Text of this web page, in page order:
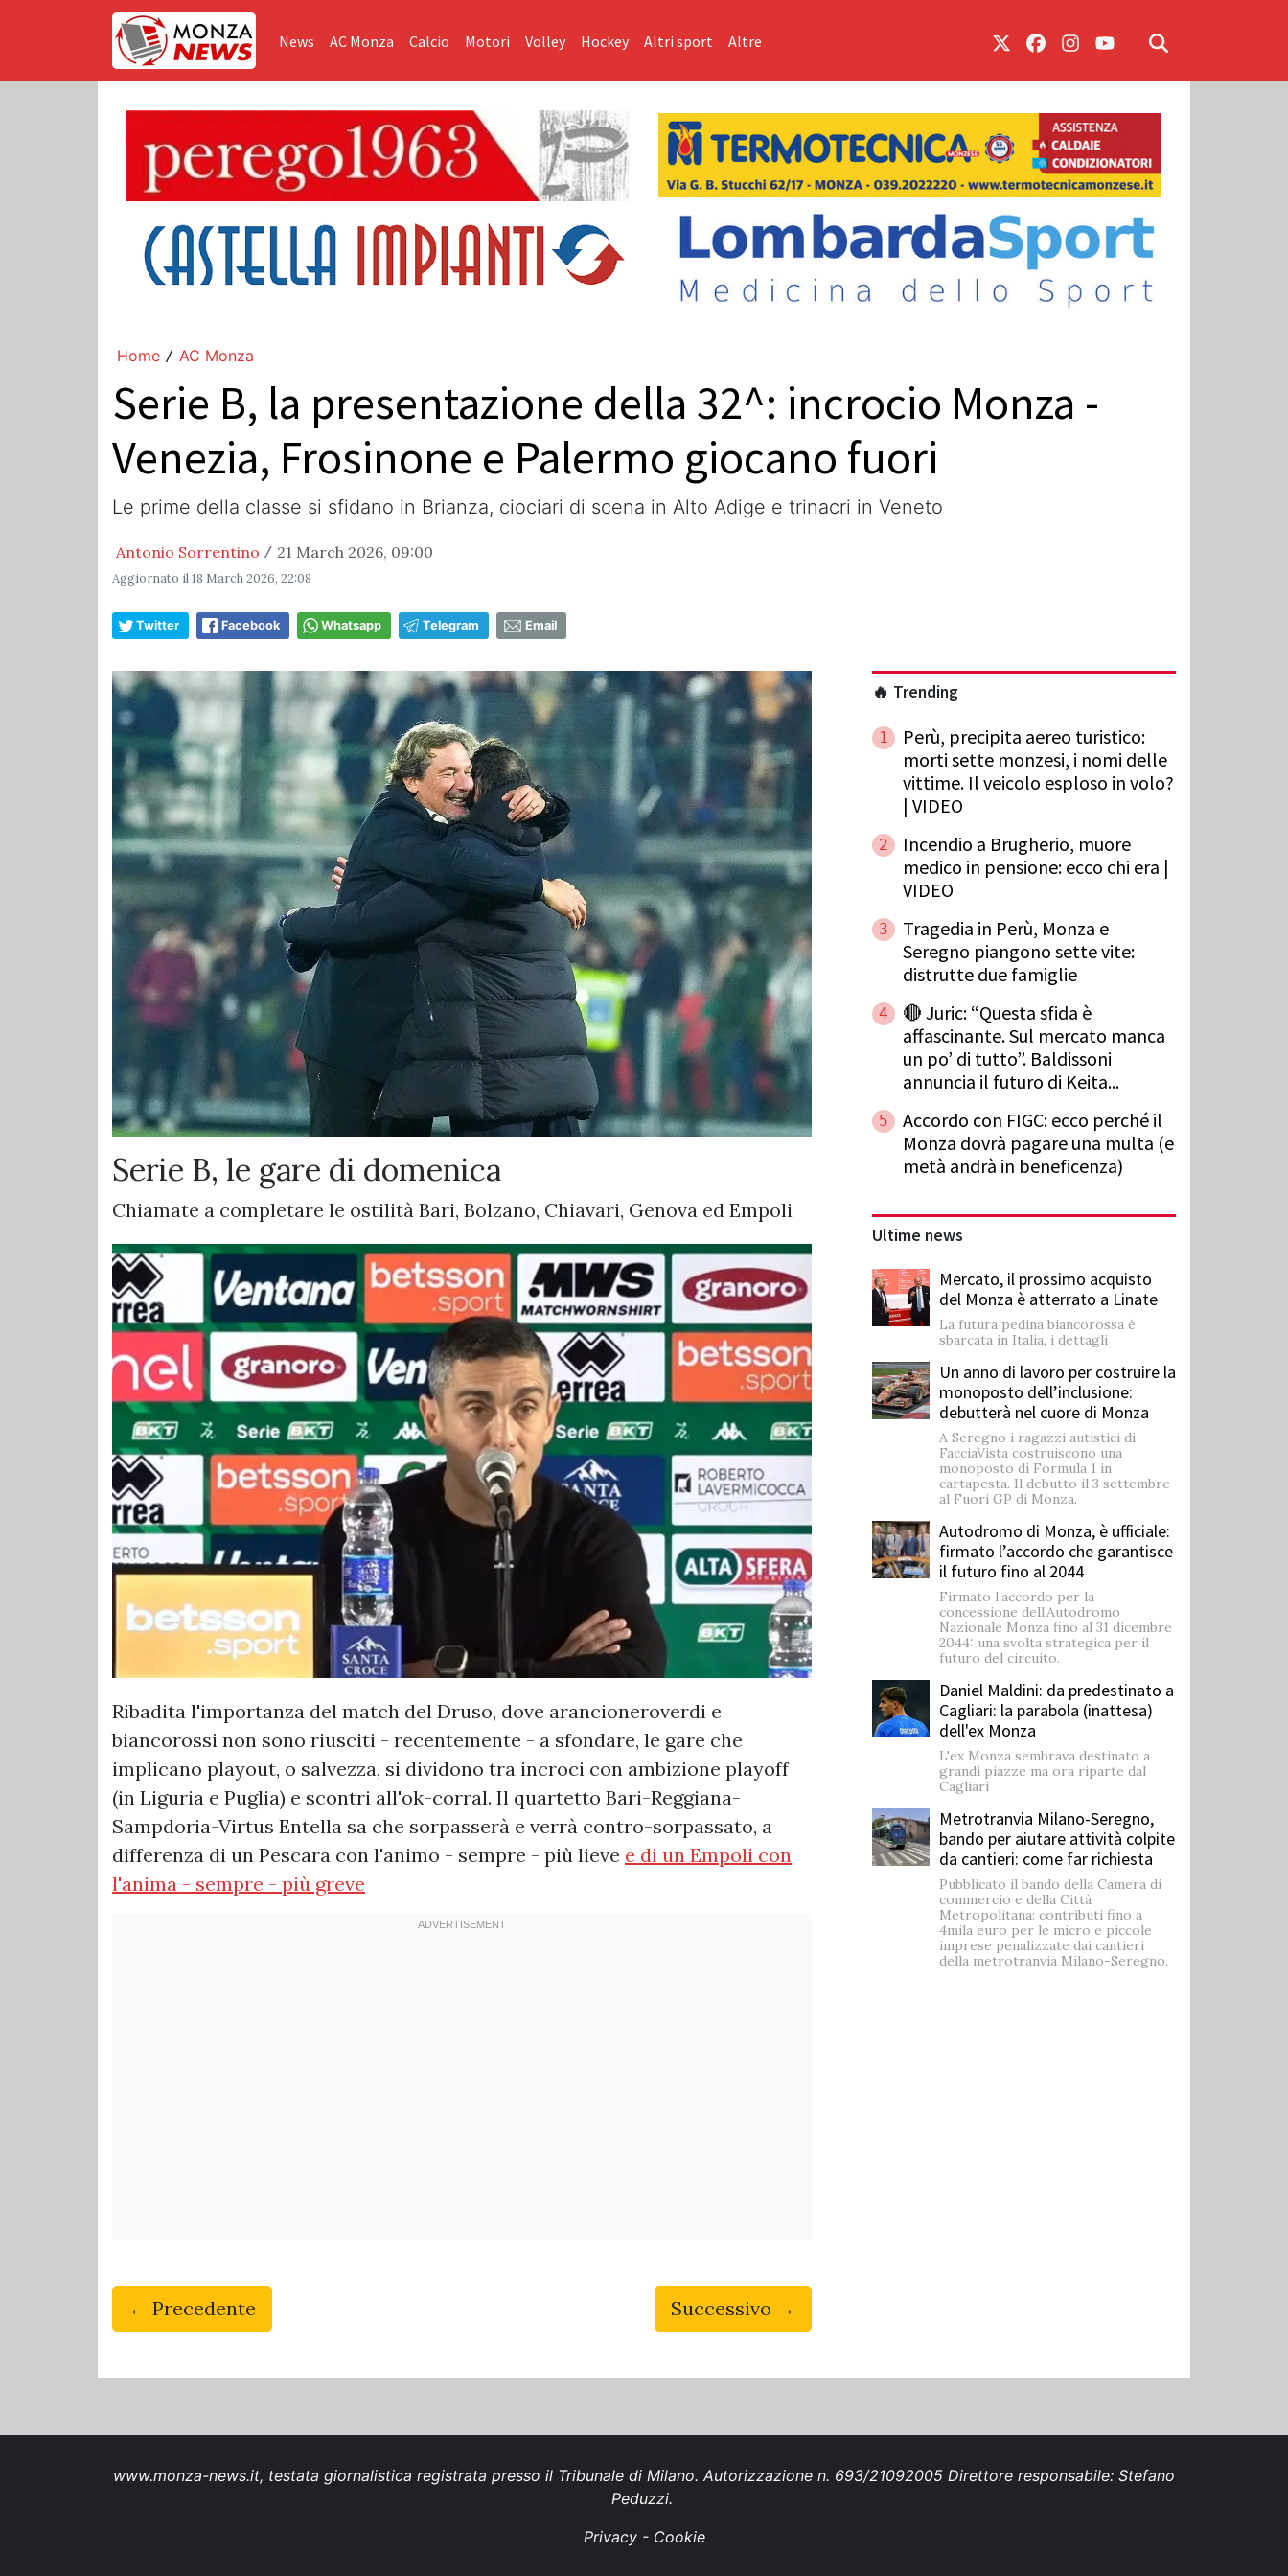
News AC Monza Calcio Motori Volley Hockey Altri sport Altre
Home / AC Monza
Serie B, la presentazione della 32^: incrocio Monza -
Venezia, Frosinone e Palermo giocano fuori
Le prime della classe si sfidano in Brianza, ciociari di scena in Alto Adige e trinacri in Veneto
Antonio Sorrentino / 21 March 2026, 09:00
Aggiornato il18 March 2026, 22:08
Twitter Facebook Whatsapp Telegram Email
Serie B, le gare di domenica
Chiamate a completare le ostilità Bari, Bolzano, Chiavari, Genova ed Empoli
Ribadita l'importanza del match del Druso, dove arancioneroverdi e
biancorossi non sono riusciti - recentemente - a sfondare, le gare che
implicano playout, o salvezza, si dividono tra incroci con ambizione playoff
(in Liguria e Puglia) e scontri all'ok-corral. Il quartetto Bari-Reggiana-
Sampdoria-Virtus Entella sa che sorpasserà e verrà contro-sorpassato, a
differenza di un Pescara con l'animo - sempre - più lieve e di un Empoli con
l'anima - sempre - più greve
← Precedente Successivo →
🔥 Trending
1
Perù, precipita aereo turistico:
morti sette monzesi, i nomi delle
vittime. Il veicolo esploso in volo?
| VIDEO
2
Incendio a Brugherio, muore
medico in pensione: ecco chi era |
VIDEO
3
Tragedia in Perù, Monza e
Seregno piangono sette vite:
distrutte due famiglie
4
🔴 Juric: “Questa sfida è
affascinante. Sul mercato manca
un po’ di tutto”. Baldissoni
annuncia il futuro di Keita...
5
Accordo con FIGC: ecco perché il
Monza dovrà pagare una multa (e
metà andrà in beneficenza)
Ultime news
Mercato, il prossimo acquisto
del Monza è atterrato a Linate
La futura pedina biancorossa è
sbarcata in Italia, i dettagli
Un anno di lavoro per costruire la
monoposto dell’inclusione:
debutterà nel cuore di Monza
A Seregno i ragazzi autistici di
FacciaVista costruiscono una
monoposto di Formula 1 in
cartapesta. Il debutto il 3 settembre
al Fuori GP di Monza.
Autodromo di Monza, è ufficiale:
firmato l’accordo che garantisce
il futuro fino al 2044
Firmato l’accordo per la
concessione dell’Autodromo
Nazionale Monza fino al 31 dicembre
2044: una svolta strategica per il
futuro del circuito.
Daniel Maldini: ​da predestinato a
Cagliari: la parabola (inattesa)
dell'ex Monza
L'ex Monza sembrava destinato a
grandi piazze ma ora riparte dal
Cagliari
Metrotranvia Milano-Seregno,
bando per aiutare attività colpite
da cantieri: come far richiesta
Pubblicato il bando della Camera di
commercio e della Città
Metropolitana: contributi fino a
4mila euro per le micro e piccole
imprese penalizzate dai cantieri
della metrotranvia Milano-Seregno.
www.monza-news.it, testata giornalistica registrata presso il Tribunale di Milano. Autorizzazione n. 693/21092005 Direttore responsabile: Stefano
Peduzzi.
Privacy- Cookie